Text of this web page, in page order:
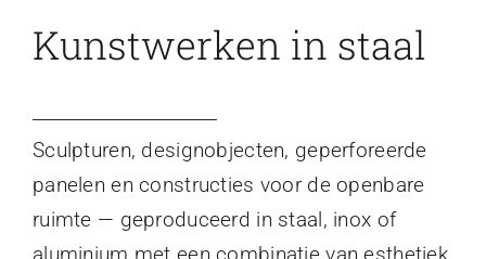
Kunstwerken in staal
Sculpturen, designobjecten, geperforeerde
panelen en constructies voor de openbare
ruimte — geproduceerd in staal, inox of
aluminium met een combinatie van esthetiek